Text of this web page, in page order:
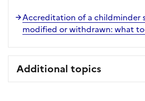
Accreditation of a childminder
modified or withdrawn: what
Additional topics